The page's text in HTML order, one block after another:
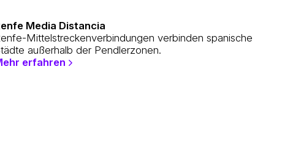
Media Distancia
Mittelstreckenverbindungen verbinden spanische
außerhalb der Pendlerzonen.
erfahren